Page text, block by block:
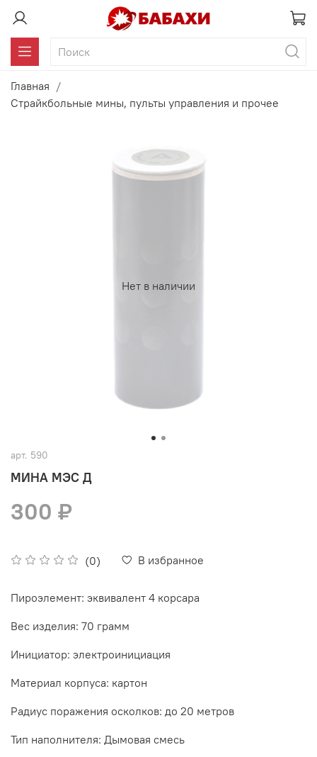
Главная
Страйкбольные мины, пульты управления и прочее
Нет в наличии
арт. 590
МИНА МЭС Д
(0) В избранное
300 ₽
Пироэлемент: эквивалент 4 корсара
Вес изделия: 70 грамм
Инициатор: электроинициация
Материал корпуса: картон
Радиус поражения осколков: до 20 метров
Тип наполнителя: Дымовая смесь